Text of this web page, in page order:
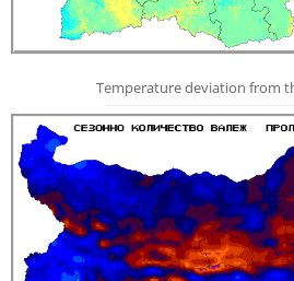
Temperature deviation from